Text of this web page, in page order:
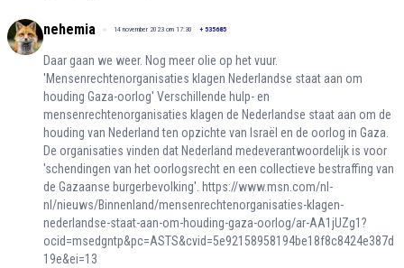
nehemia 14 november 2023 om 17:30 + 535685
Daar gaan we weer. Nog meer olie op het vuur.
'Mensenrechtenorganisaties klagen Nederlandse staat aan om
houding Gaza-oorlog' Verschillende hulp- en
mensenrechtenorganisaties klagen de Nederlandse staat aan om de
houding van Nederland ten opzichte van Israël en de oorlog in Gaza.
De organisaties vinden dat Nederland medeverantwoordelijk is voor
'schendingen van het oorlogsrecht en een collectieve bestraffing van
de Gazaanse burgerbevolking'. https://www.msn.com/nl-
nl/nieuws/Binnenland/mensenrechtenorganisaties-klagen-
nederlandse-staat-aan-om-houding-gaza-oorlog/ar-AA1jUZg1?
ocid=msedgntp&pc=ASTS&cvid=5e92158958194be18f8c8424e387d
19e&ei=13